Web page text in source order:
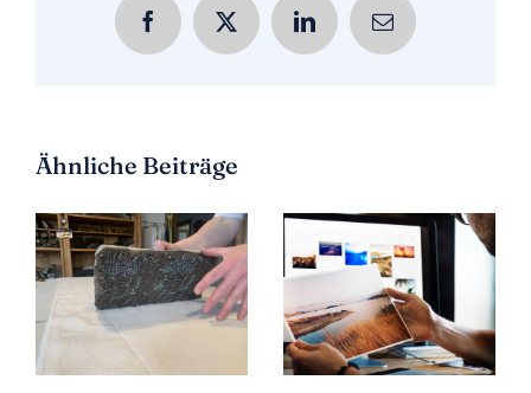
FacebookX LinkedInE-
Mail
Ähnliche Beiträge